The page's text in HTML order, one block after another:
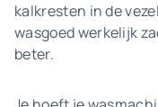
kalkresten in de
wasgoed werkelijk
beter.